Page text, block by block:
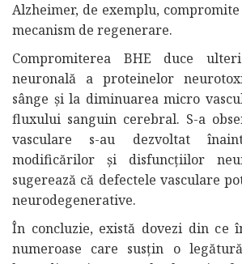
Alzheimer, de exemplu,
mecanism de regenerare.
Compromiterea BHE duce
neuronală a proteinelor
sânge și la diminuarea micro
fluxului sanguin cerebral. S-a
vasculare s-au dezvoltat
modificărilor și disfuncțiilor
sugerează că defectele vasculare
neurodegenerative.
În concluzie, există dovezi din ce
numeroase care susțin o